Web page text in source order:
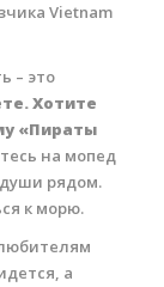
Vietnam
– это
Хотите
«Пираты
на мопед
рядом.
к морю.
а